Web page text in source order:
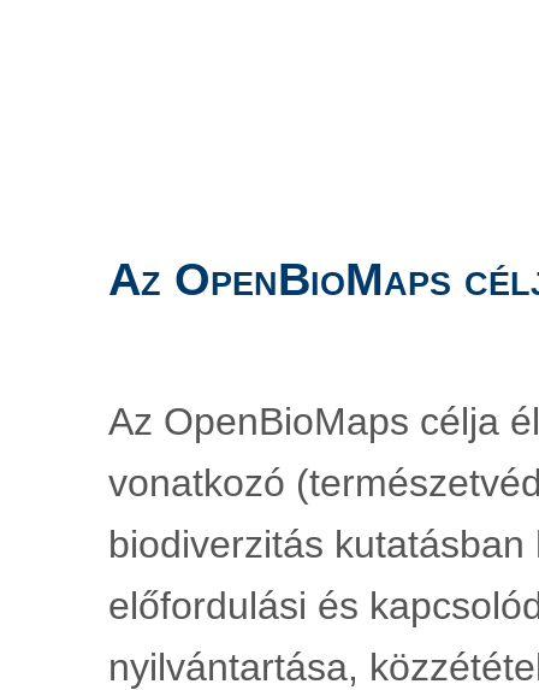
Az OpenBioMaps
Az OpenBioMaps célja
vonatkozó
biodiverzitás kutatásban
előfordulási és
nyilvántartása,